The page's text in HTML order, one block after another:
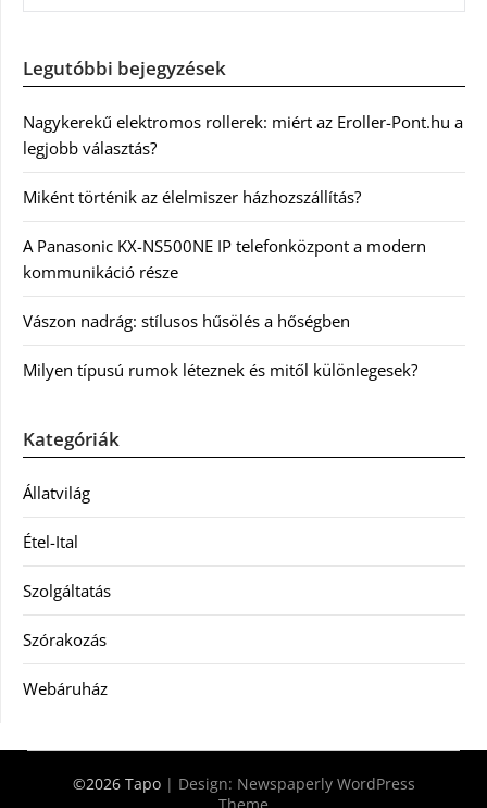
Legutóbbi bejegyzések
Nagykerekű elektromos rollerek: miért az Eroller-Pont.hu a
legjobb választás?
Miként történik az élelmiszer házhozszállítás?
A Panasonic KX-NS500NE IP telefonközpont a modern
kommunikáció része
Vászon nadrág: stílusos hűsölés a hőségben
Milyen típusú rumok léteznek és mitől különlegesek?
Kategóriák
Állatvilág
Étel-Ital
Szolgáltatás
Szórakozás
Webáruház
©2026 Tapo | Design: Newspaperly WordPress